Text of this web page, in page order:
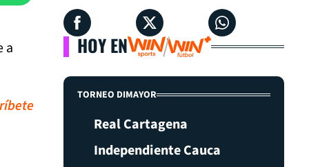
a HOY EN
TORNEO DIMAYOR
Real Cartagena
Independiente Cauca